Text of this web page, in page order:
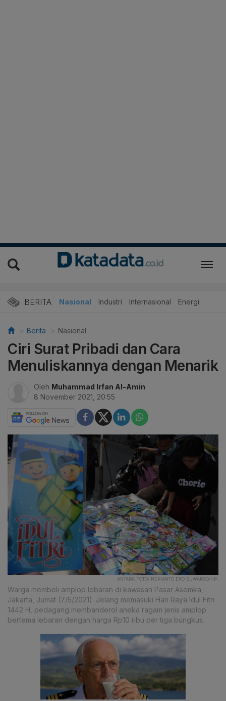
BERITA Nasional Industri Internasional Energi
Berita Nasional
Ciri Surat Pribadi dan Cara
Menuliskannya dengan Menarik
Oleh Muhammad Irfan Al-Amin
8 November 2021, 20:55
ANTARA FOTO/INDRIANTO EKO SUWARSO/HP.
Warga membeli amplop lebaran di kawasan Pasar Asemka,
Jakarta, Jumat (7/5/2021). Jelang memasuki Hari Raya Idul Fitri
1442 H, pedagang membanderol aneka ragam jenis amplop
bertema lebaran dengan harga Rp10 ribu per tiga bungkus.